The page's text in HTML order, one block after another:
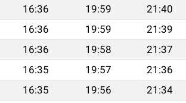
16:36 19:59
21:40
16:36 19:59
21:39
16:36 19:58
21:37
16:35 19:57
21:36
16:35 19:56
21:34